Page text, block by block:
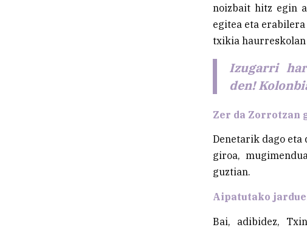
noizbait hitz egin
egitea eta
txikia
Izugarri
den!
Zer da Zorrotzan
Denetarik dago
giroa,
guztian.
Aipatutako
Bai, adibidez,